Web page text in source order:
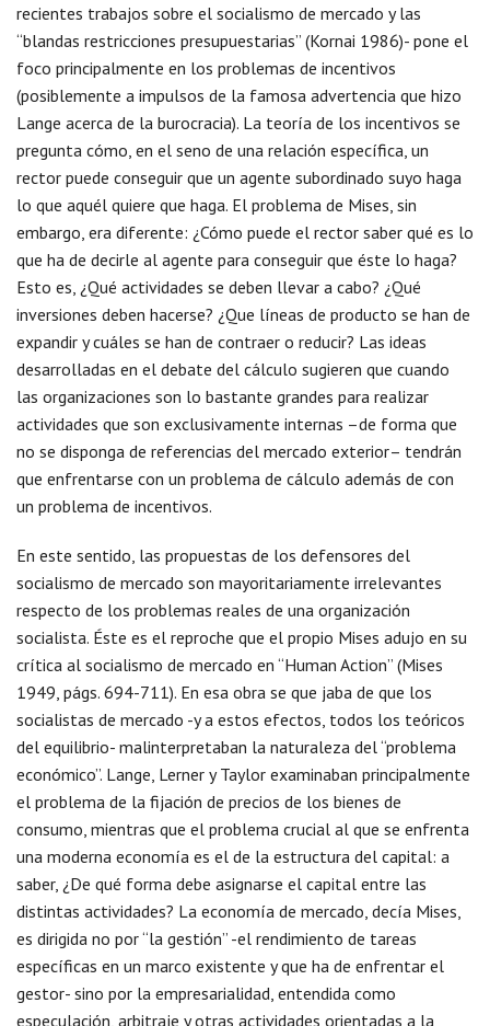
recientes trabajos sobre el socialismo de mercado y las
“blandas restricciones presupuestarias” (Kornai 1986)- pone el
foco principalmente en los problemas de incentivos
(posiblemente a impulsos de la famosa advertencia que hizo
Lange acerca de la burocracia). La teoría de los incentivos se
pregunta cómo, en el seno de una relación específica, un
rector puede conseguir que un agente subordinado suyo haga
lo que aquél quiere que haga. El problema de Mises, sin
embargo, era diferente: ¿Cómo puede el rector saber qué es lo
que ha de decirle al agente para conseguir que éste lo haga?
Esto es, ¿Qué actividades se deben llevar a cabo? ¿Qué
inversiones deben hacerse? ¿Que líneas de producto se han de
expandir y cuáles se han de contraer o reducir? Las ideas
desarrolladas en el debate del cálculo sugieren que cuando
las organizaciones son lo bastante grandes para realizar
actividades que son exclusivamente internas –de forma que
no se disponga de referencias del mercado exterior– tendrán
que enfrentarse con un problema de cálculo además de con
un problema de incentivos.
En este sentido, las propuestas de los defensores del
socialismo de mercado son mayoritariamente irrelevantes
respecto de los problemas reales de una organización
socialista. Éste es el reproche que el propio Mises adujo en su
crítica al socialismo de mercado en “Human Action” (Mises
1949, págs. 694-711). En esa obra se que jaba de que los
socialistas de mercado -y a estos efectos, todos los teóricos
del equilibrio- malinterpretaban la naturaleza del “problema
económico”. Lange, Lerner y Taylor examinaban principalmente
el problema de la fijación de precios de los bienes de
consumo, mientras que el problema crucial al que se enfrenta
una moderna economía es el de la estructura del capital: a
saber, ¿De qué forma debe asignarse el capital entre las
distintas actividades? La economía de mercado, decía Mises,
es dirigida no por “la gestión” -el rendimiento de tareas
específicas en un marco existente y que ha de enfrentar el
gestor- sino por la empresarialidad, entendida como
especulación, arbitraje y otras actividades orientadas a la